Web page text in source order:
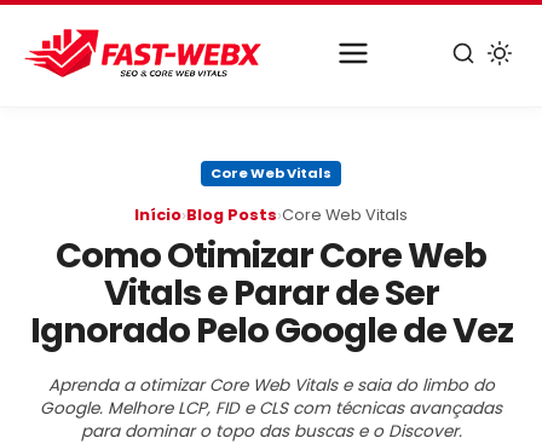
principal
Core Web Vitals
Início›Blog Posts›Core Web Vitals
Como Otimizar Core Web
Vitals e Parar de Ser
Ignorado Pelo Google de Vez
Aprenda a otimizar Core Web Vitals e saia do limbo do
Google. Melhore LCP, FID e CLS com técnicas avançadas
para dominar o topo das buscas e o Discover.